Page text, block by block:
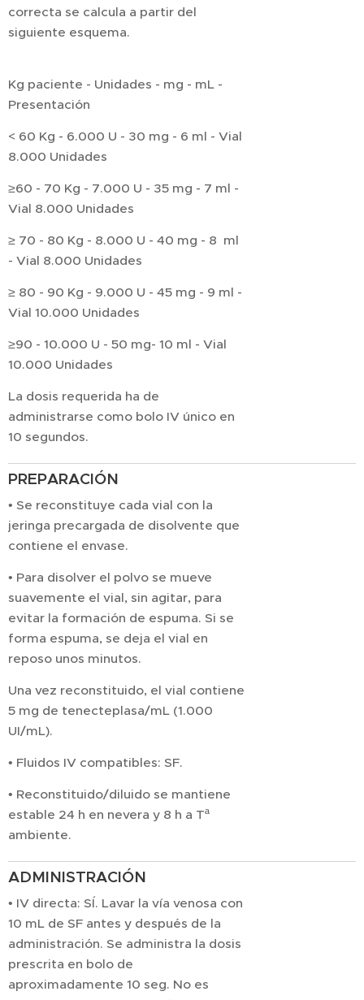
correcta se calcula a partir del
siguiente esquema.
Kg paciente - Unidades - mg - mL -
Presentación
< 60 Kg - 6.000 U - 30 mg - 6 ml - Vial
8.000 Unidades
≥60 - 70 Kg - 7.000 U - 35 mg - 7 ml -
Vial 8.000 Unidades
≥ 70 - 80 Kg - 8.000 U - 40 mg - 8 ml
- Vial 8.000 Unidades
≥ 80 - 90 Kg - 9.000 U - 45 mg - 9 ml -
Vial 10.000 Unidades
≥90 - 10.000 U - 50 mg- 10 ml - Vial
10.000 Unidades
La dosis requerida ha de
administrarse como bolo IV único en
10 segundos.
PREPARACIÓN
• Se reconstituye cada vial con la
jeringa precargada de disolvente que
contiene el envase.
• Para disolver el polvo se mueve
suavemente el vial, sin agitar, para
evitar la formación de espuma. Si se
forma espuma, se deja el vial en
reposo unos minutos.
Una vez reconstituido, el vial contiene
5 mg de tenecteplasa/mL (1.000
UI/mL).
• Fluidos IV compatibles: SF.
• Reconstituido/diluido se mantiene
estable 24 h en nevera y 8 h a Tª
ambiente.
ADMINISTRACIÓN
• IV directa: SÍ. Lavar la vía venosa con
10 mL de SF antes y después de la
administración. Se administra la dosis
prescrita en bolo de
aproximadamente 10 seg. No es